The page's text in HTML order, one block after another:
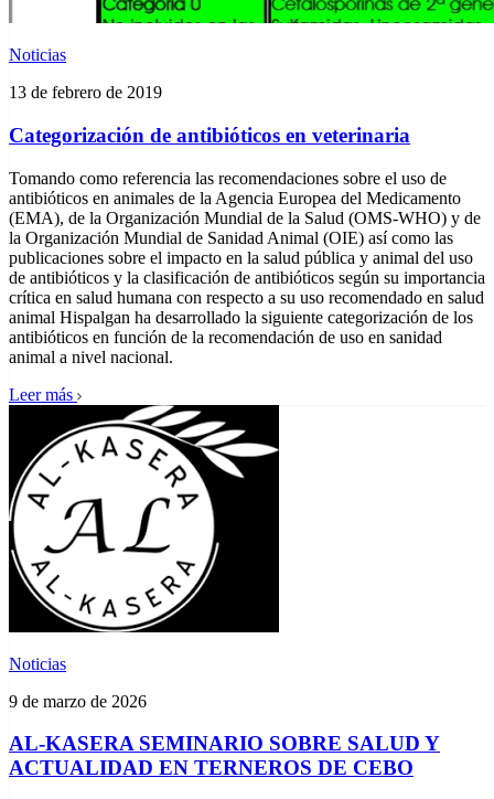
Noticias
13 de febrero de 2019
Categorización de antibióticos en veterinaria
Tomando como referencia las recomendaciones sobre el uso de
antibióticos en animales de la Agencia Europea del Medicamento
(EMA), de la Organización Mundial de la Salud (OMS-WHO) y de
la Organización Mundial de Sanidad Animal (OIE) así como las
publicaciones sobre el impacto en la salud pública y animal del uso
de antibióticos y la clasificación de antibióticos según su importancia
crítica en salud humana con respecto a su uso recomendado en salud
animal Hispalgan ha desarrollado la siguiente categorización de los
antibióticos en función de la recomendación de uso en sanidad
animal a nivel nacional.
Leer más
Noticias
9 de marzo de 2026
AL-KASERA SEMINARIO SOBRE SALUD Y
ACTUALIDAD EN TERNEROS DE CEBO